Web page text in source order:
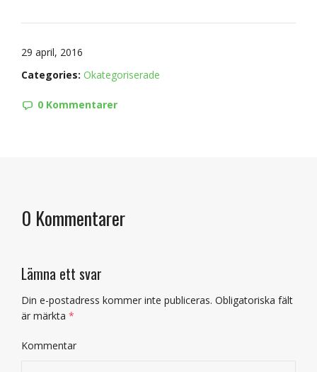
29 april, 2016
Categories: Okategoriserade
0 Kommentarer
0 Kommentarer
Lämna ett svar
Din e-postadress kommer inte publiceras. Obligatoriska fält
är märkta *
Kommentar